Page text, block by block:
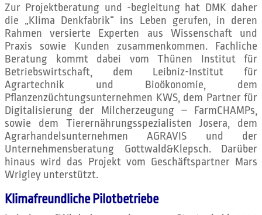
Zur Projektberatung und -begleitung hat DMK daher
die „Klima Denkfabrik“ ins Leben gerufen, in deren
Rahmen versierte Experten aus Wissenschaft und
Praxis sowie Kunden zusammenkommen. Fachliche
Beratung kommt dabei vom Thünen Institut für
Betriebswirtschaft, dem Leibniz-Institut für
Agrartechnik und Bioökonomie, dem
Pflanzenzüchtungsunternehmen KWS, dem Partner für
Digitalisierung der Milcherzeugung – FarmCHAMPs,
sowie dem Tierernährungsspezialisten Josera, dem
Agrarhandelsunternehmen AGRAVIS und der
Unternehmensberatung Gottwald&Klepsch. Darüber
hinaus wird das Projekt vom Geschäftspartner Mars
Wrigley unterstützt.
Klimafreundliche Pilotbetriebe